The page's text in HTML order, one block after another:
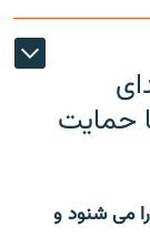
حمایت
می شنود و